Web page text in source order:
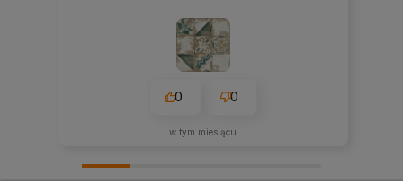
0 0
w tym miesiącu